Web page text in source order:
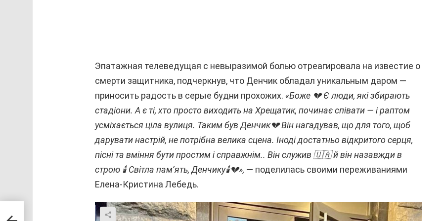
Эпатажная телеведущая с невыразимой болью отреагировала на известие о
смерти защитника, подчеркнув, что Денчик обладал уникальным даром —
приносить радость в серые будни прохожих. «Боже 💔 Є люди, які збирають
стадіони. А є ті, хто просто виходить на Хрещатик, починає співати — і раптом
усміхається ціла вулиця. Таким був Денчик💔 Він нагадував, що для того, щоб
дарувати настрій, не потрібна велика сцена. Іноді достатньо відкритого серця,
пісні та вміння бути простим і справжнім.. Він служив 🇺🇦 й він назавжди в
строю 🕯️ Світла пам’ять, Денчику🕯️💔», — поделилась своими переживаниями
Елена-Кристина Лебедь.